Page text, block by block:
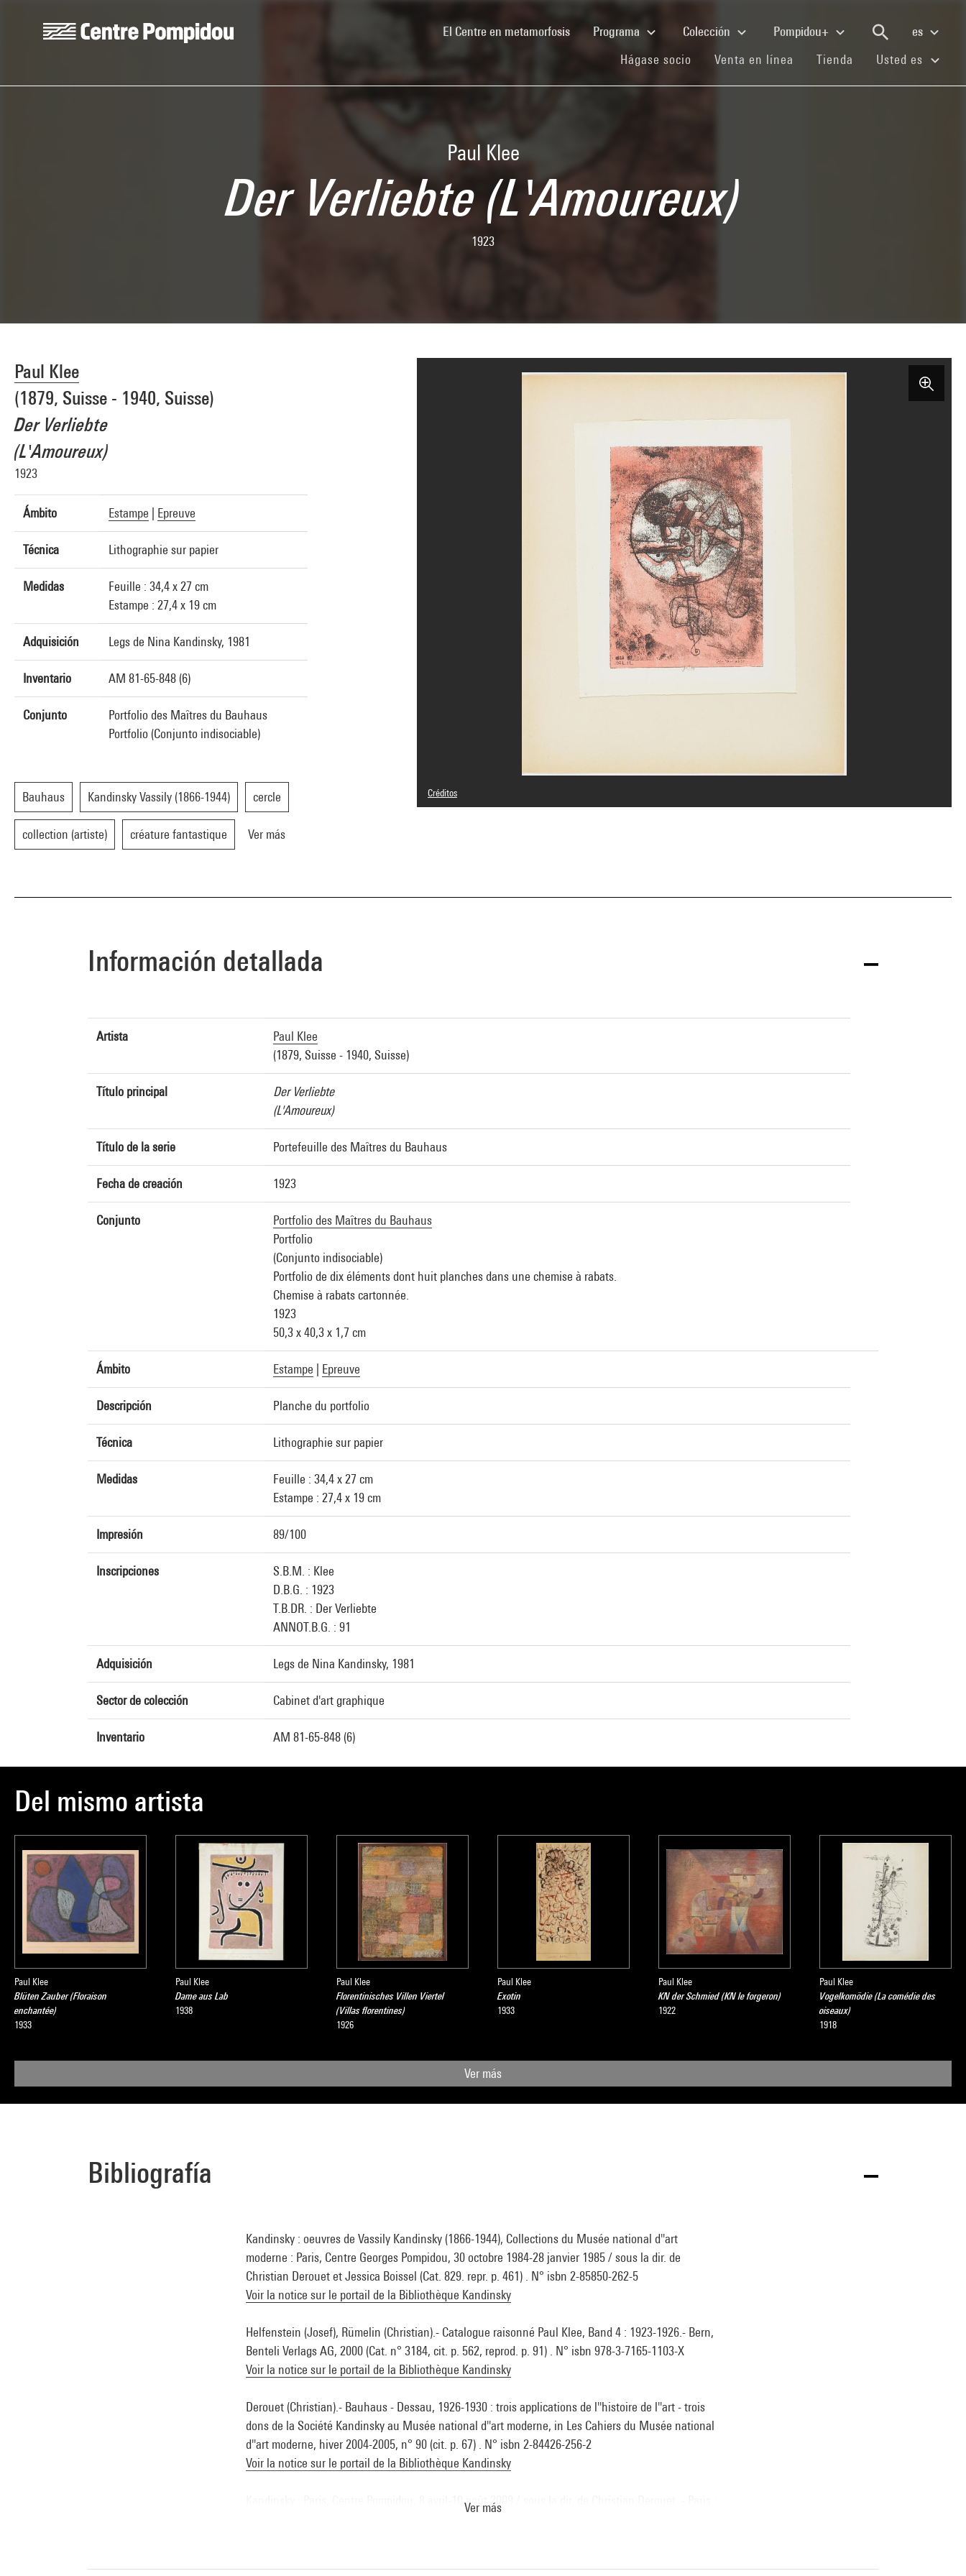
El Centre en metamorfosis(current)Programa Colección Pompidou+
es
Hágase socio (current)
Venta en línea (current)
Tienda (current)
Usted es
Paul Klee
Der Verliebte (L'Amoureux)
1923
Paul Klee
(1879, Suisse - 1940, Suisse)
Der Verliebte
(L'Amoureux)
1923
Ámbito Estampe Epreuve
Técnica Lithographie sur papier
Medidas
Feuille : 34,4 x 27 cm
Estampe : 27,4 x 19 cm
Adquisición Legs de Nina Kandinsky, 1981
Inventario AM 81-65-848 (6)
Conjunto
Portfolio des Maîtres du Bauhaus
Portfolio (Conjunto indisociable)
Bauhaus Kandinsky Vassily (1866-1944) cercle
collection (artiste) créature fantastique Ver más
Créditos
Domaine public
Información detallada
Artista
Paul Klee
(1879, Suisse - 1940, Suisse)
Título principal
Der Verliebte
(L'Amoureux)
Título de la serie Portefeuille des Maîtres du Bauhaus
Fecha de creación 1923
Conjunto
Portfolio des Maîtres du Bauhaus
Portfolio
(Conjunto indisociable)
Portfolio de dix éléments dont huit planches dans une chemise à rabats.
Chemise à rabats cartonnée.
1923
50,3 x 40,3 x 1,7 cm
Ámbito Estampe Epreuve
Descripción Planche du portfolio
Técnica Lithographie sur papier
Medidas
Feuille : 34,4 x 27 cm
Estampe : 27,4 x 19 cm
Impresión 89/100
Inscripciones
S.B.M. : Klee
D.B.G. : 1923
T.B.DR. : Der Verliebte
ANNOT.B.G. : 91
Adquisición Legs de Nina Kandinsky, 1981
Sector de colección Cabinet d'art graphique
Inventario AM 81-65-848 (6)
Del mismo artista
Paul Klee
Blüten Zauber (Floraison
enchantée)
1933
Paul Klee
Dame aus Lab
1938
Paul Klee
Florentinisches Villen Viertel
(Villas florentines)
1926
Paul Klee
Exotin
1933
Paul Klee
KN der Schmied (KN le forgeron)
1922
Paul Klee
Vogelkomödie (La comédie des
oiseaux)
1918
Ver más
Bibliografía
Kandinsky : oeuvres de Vassily Kandinsky (1866-1944), Collections du Musée national d''art
moderne : Paris, Centre Georges Pompidou, 30 octobre 1984-28 janvier 1985 / sous la dir. de
Christian Derouet et Jessica Boissel (Cat. 829. repr. p. 461) . N° isbn 2-85850-262-5
Voir la notice sur le portail de la Bibliothèque Kandinsky
Helfenstein (Josef), Rümelin (Christian).- Catalogue raisonné Paul Klee, Band 4 : 1923-1926.- Bern,
Benteli Verlags AG, 2000 (Cat. n° 3184, cit. p. 562, reprod. p. 91) . N° isbn 978-3-7165-1103-X
Voir la notice sur le portail de la Bibliothèque Kandinsky
Derouet (Christian).- Bauhaus - Dessau, 1926-1930 : trois applications de l''histoire de l''art - trois
dons de la Société Kandinsky au Musée national d''art moderne, in Les Cahiers du Musée national
d''art moderne, hiver 2004-2005, n° 90 (cit. p. 67) . N° isbn 2-84426-256-2
Voir la notice sur le portail de la Bibliothèque Kandinsky
Kandinsky : Paris, Centre Pompidou, 8 avril-10 août 2009 / sous la dir. de Christian Derouet. - Paris :
Ver más